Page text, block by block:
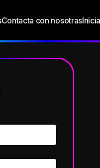
Contacta con nosotras